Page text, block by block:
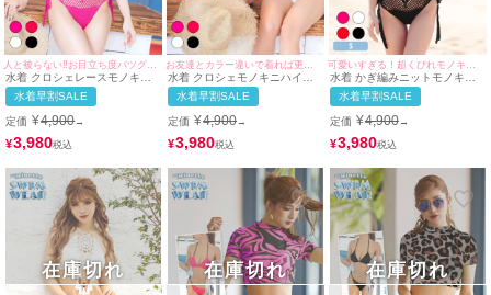
水着 クロシェレースモノキニ
ハイネックビキニ
水着早割SALE
定価 ¥4,900→
¥3,980
お友達とカラー違いで着れば更にお目立ち度UP♪
水着 クロシェモノキニハイネ
ックビキニ
水着早割SALE
定価 ¥4,900→
¥3,980
水着 かぎ編みニットモノキニ
ハイネックビキニ
水着早割SALE
定価 ¥4,900→
¥3,980
在庫切れ 在庫切れ 在庫切れ